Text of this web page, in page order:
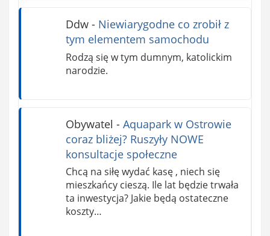
Ddw- Niewiarygodne co zrobił z
tym elementem samochodu
Rodzą się w tym dumnym, katolickim
narodzie.
Obywatel - Aquapark w Ostrowie
coraz bliżej? Ruszyły NOWE
konsultacje społeczne
Chcą na siłę wydać kasę , niech się
mieszkańcy cieszą. Ile lat będzie trwała
ta inwestycja? Jakie będą ostateczne
koszty…